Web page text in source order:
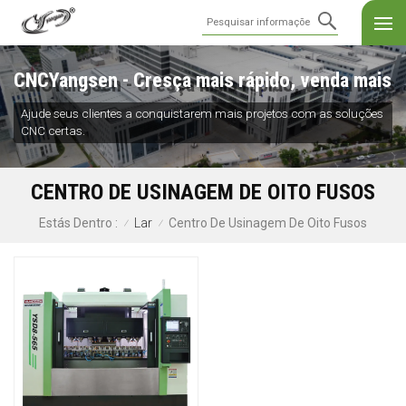
CNCYangsen - Cresça mais rápido, venda mais
Ajude seus clientes a conquistarem mais projetos com as soluções
CNC certas.
CENTRO DE USINAGEM DE OITO FUSOS
Estás Dentro : / Lar / Centro De Usinagem De Oito Fusos